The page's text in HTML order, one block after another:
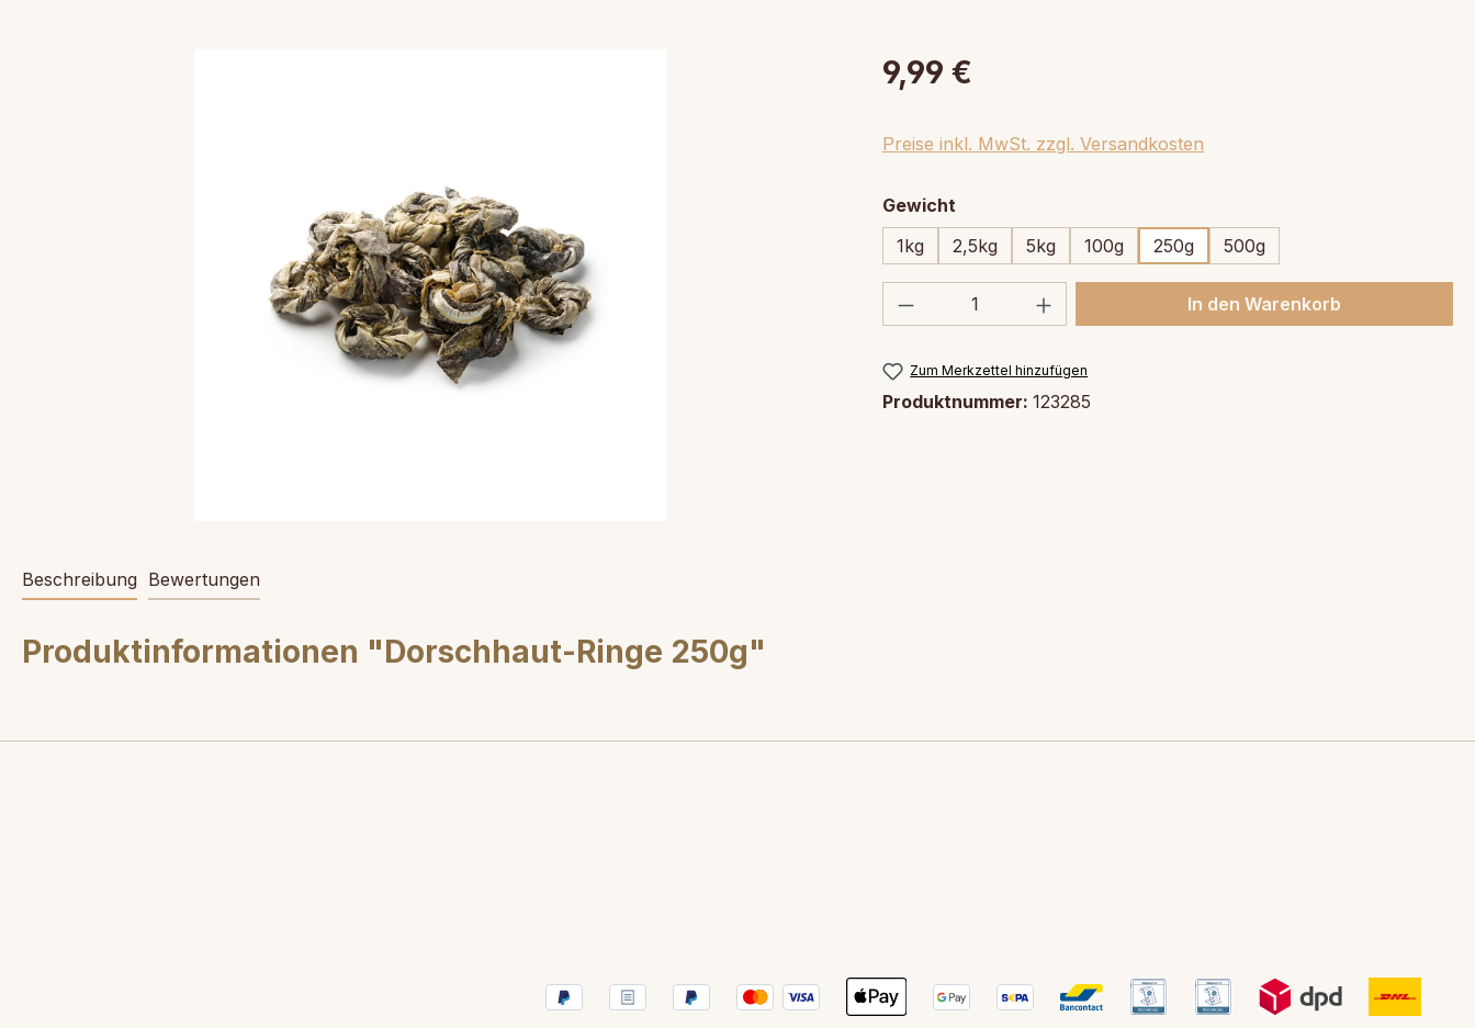
9,99 €
Preise inkl. MwSt. zzgl. Versandkosten
Gewicht
1kg
2,5kg 5kg 100g 250g 500g
Produkt Anzahl: Gib den gewünschten Wert
In den Warenkorb
Zum Merkzettel hinzufügen
Produktnummer: 123285
Beschreibung Bewertungen
Produktinformationen "Dorschhaut-Ringe 250g"